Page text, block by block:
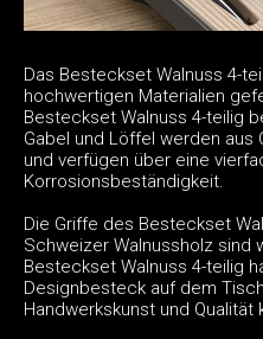
Das Besteckset Walnuss 4-
hochwertigen Materialien
Besteckset Walnuss 4-teilig
Gabel und Löffel werden
und verfügen über eine
Korrosionsbeständigkeit.
Die Griffe des Besteckset
Schweizer Walnussholz sind
Besteckset Walnuss 4-teilig
Designbesteck auf dem
Handwerkskunst und Qualität